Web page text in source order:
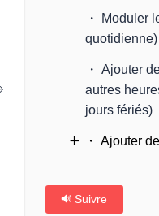
・ Moduler
・ Ajouter
autres
jours fériés)
・ Ajouter
Suivre